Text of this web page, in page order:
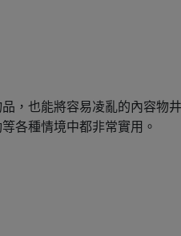
，也能將容易凌亂的內容物
各種情境中都非常實用。